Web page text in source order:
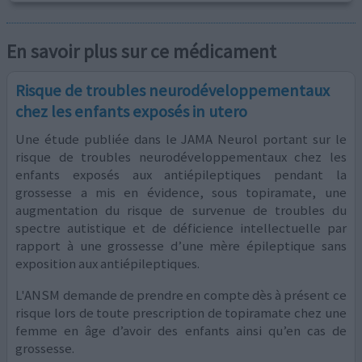
En savoir plus sur ce médicament
Risque de troubles neurodéveloppementaux
chez les enfants exposés in utero
Une étude publiée dans le JAMA Neurol portant sur le
risque de troubles neurodéveloppementaux chez les
enfants exposés aux antiépileptiques pendant la
grossesse a mis en évidence, sous topiramate, une
augmentation du risque de survenue de troubles du
spectre autistique et de déficience intellectuelle par
rapport à une grossesse d’une mère épileptique sans
exposition aux antiépileptiques.
L'ANSM demande de prendre en compte dès à présent ce
risque lors de toute prescription de topiramate chez une
femme en âge d’avoir des enfants ainsi qu’en cas de
grossesse.